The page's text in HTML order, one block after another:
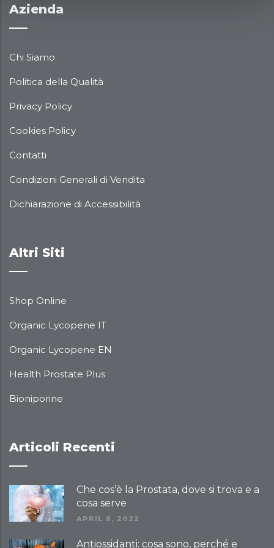
Azienda
Chi Siamo
Politica della Qualità
Privacy Policy
Cookies Policy
Contatti
Condizioni Generali di Vendita
Dichiarazione di Accessibilità
Altri Siti
Shop Online
Organic Lycopene IT
Organic Lycopene EN
Health Prostate Plus
Bioniporine
Articoli Recenti
Che cos’è la Prostata, dove si trova e a
cosa serve
APRIL 8, 2022
Antiossidanti: cosa sono, perché e